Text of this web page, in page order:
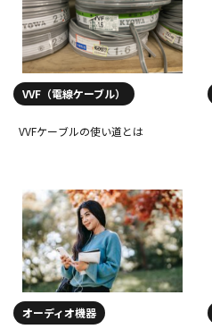
VVF（電線ケーブル）
VVFケーブルの使い道とは
オーディオ機器